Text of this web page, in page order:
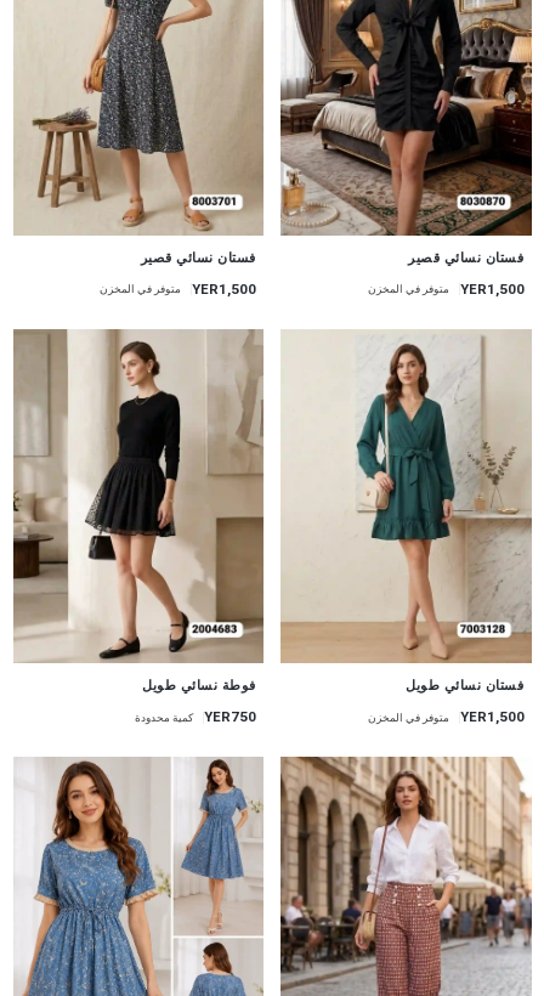
فستان نسائي قصير
YER1,500 متوفر في المخزن
فستان نسائي قصير
YER1,500 متوفر في المخزن
فستان نسائي طويل
YER1,500 متوفر في المخزن
فوطة نسائي طويل
YER750 كمية محدودة